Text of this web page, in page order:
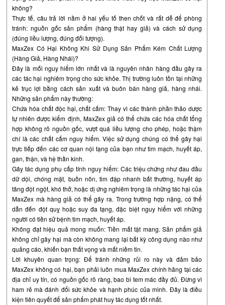
không?
Thực tế, câu trả lời nằm ở hai yếu tố then chốt và rất dễ để phòng
tránh: nguồn gốc sản phẩm (hàng thật hay giả) và cách sử dụng
(đúng liều lượng, đúng đối tượng).
MaxZex Có Hại Không Khi Sử Dụng Sản Phẩm Kém Chất Lượng
(Hàng Giả, Hàng Nhái)?
Đây là mối nguy hiểm lớn nhất và là nguyên nhân hàng đầu gây ra
các tác hại nghiêm trọng cho sức khỏe. Thị trường luôn tồn tại những
kẻ trục lợi bằng cách sản xuất và buôn bán hàng giả, hàng nhái.
Những sản phẩm này thường:
Chứa hóa chất độc hại, chất cấm: Thay vì các thành phần thảo dược
tự nhiên được kiểm định, MaxZex giả có thể chứa các hóa chất tổng
hợp không rõ nguồn gốc, vượt quá liều lượng cho phép, hoặc thậm
chí là các chất cấm nguy hiểm. Việc sử dụng chúng có thể gây hại
trực tiếp đến các cơ quan nội tạng của bạn như tim mạch, huyết áp,
gan, thận, và hệ thần kinh.
Gây tác dụng phụ cấp tính nguy hiểm: Các triệu chứng như đau đầu
dữ dội, chóng mặt, buồn nôn, tim đập nhanh bất thường, huyết áp
tăng đột ngột, khó thở, hoặc dị ứng nghiêm trọng là những tác hại của
MaxZex mà hàng giả có thể gây ra. Trong trường hợp nặng, có thể
dẫn đến đột quỵ hoặc suy đa tạng, đặc biệt nguy hiểm với những
người có tiền sử bệnh tim mạch, huyết áp.
Không đạt hiệu quả mong muốn: Tiền mất tật mang. Sản phẩm giả
không chỉ gây hại mà còn không mang lại bất kỳ công dụng nào như
quảng cáo, khiến bạn thất vọng và mất niềm tin.
Lời khuyên quan trọng: Để tránh những rủi ro này và đảm bảo
MaxZex không có hại, bạn phải luôn mua MaxZex chính hãng tại các
địa chỉ uy tín, có nguồn gốc rõ ràng, bao bì tem mác đầy đủ. Đừng vì
ham rẻ mà đánh đổi sức khỏe và hạnh phúc của mình. Đây là điều
kiện tiên quyết để sản phẩm phát huy tác dụng tốt nhất.